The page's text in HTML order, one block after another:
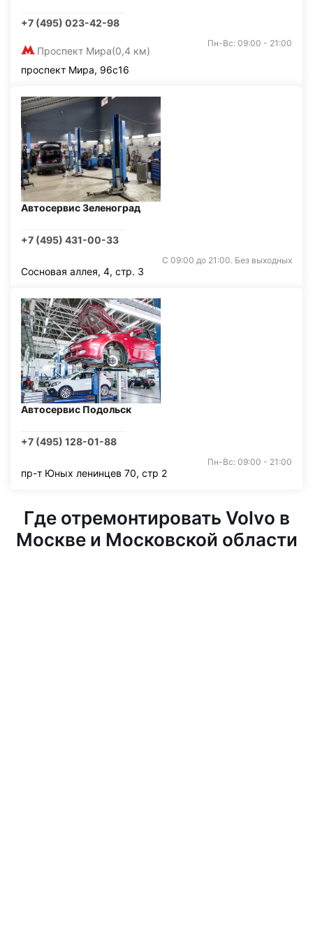
+7 (495) 023-42-98
Проспект Мира(0,4 км)
Пн-Вс: 09:00 - 21:00
проспект Мира, 96с16
Автосервис Зеленоград
+7 (495) 431-00-33
С 09:00 до 21:00. Без выходных
Сосновая аллея, 4, стр. 3
Автосервис Подольск
+7 (495) 128-01-88
Пн-Вс: 09:00 - 21:00
пр-т Юных ленинцев 70, стр 2
Где отремонтировать Volvo в
Москве и Московской области